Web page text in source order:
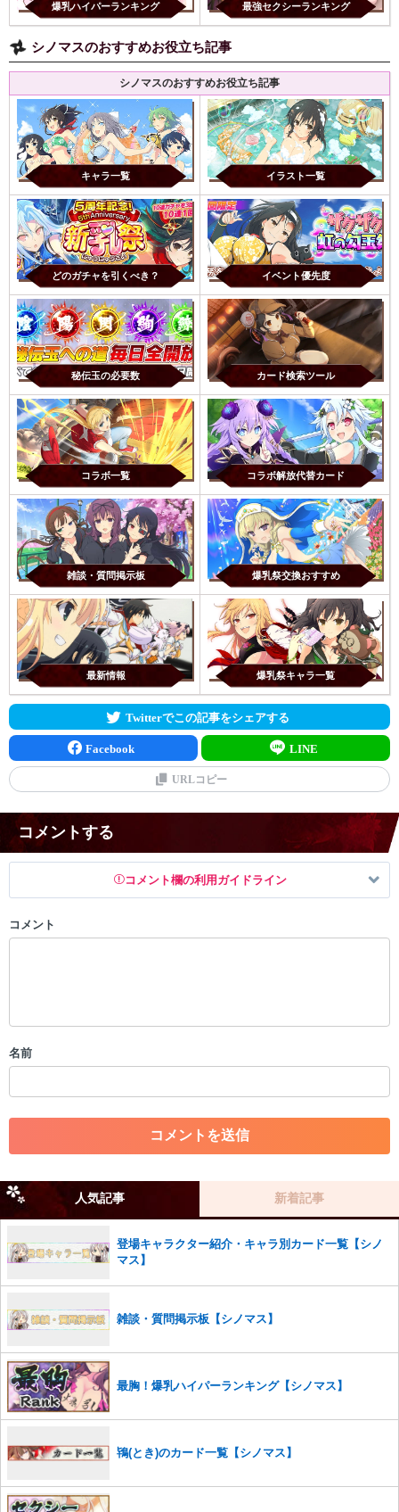
爆乳ハイパーランキング 最強セクシーランキング
シノマスのおすすめお役立ち記事
シノマスのおすすめお役立ち記事
キャラ一覧 イラスト一覧
どのガチャを引くべき？ イベント優先度
秘伝玉の必要数 カード検索ツール
コラボ一覧 コラボ解放代替カード
雑談・質問掲示板 爆乳祭交換おすすめ
最新情報 爆乳祭キャラ一覧
Twitterでこの記事をシェアする
Facebook LINE
URLコピー
コメントする
コメント欄の利用ガイドライン
以下の書き込みを禁止とし、場合によってはコメント削除や書き込み制
・一度削除された投稿を再び投稿すること
・アカウントの売買など金銭が絡む内容の投稿
・各ゲームのネタバレを含む内容の投稿
・その他、管理者が不適切と判断した投稿
だけますでしょうか。
コメントの削除を申請する※投稿内容を確認後、順次対応さ
せていただきます。ご了承ください。
※一度削除したコメントは復元ができませんのでご注意くだ
また、過度な利用規約の違反や、弊社に損害の及ぶ内容の書き込みがあ
った場合は、法的措置をとらせていただく場合もございますので、あら
コメント
名前
人気記事 新着記事
登場キャラクター紹介・キャラ別カード一覧【シノ
マス】
雑談・質問掲示板【シノマス】
最胸！爆乳ハイパーランキング【シノマス】
鴇(とき)のカード一覧【シノマス】